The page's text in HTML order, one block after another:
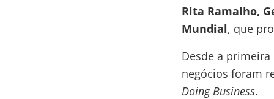
Rita Ramalho,
Mundial, que
Desde a
negócios foram
Doing Business.